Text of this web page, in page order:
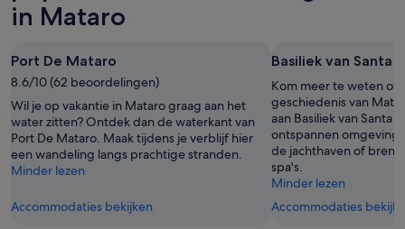
bekijken
-
aug,
bekijken
21
-
23
aug,
bekijken
in Mataro
Port De Mataro
8.6/10 (62 beoordelingen)
Wil je op vakantie in Mataro graag aan het
water zitten? Ontdek dan de waterkant van
Port De Mataro. Maak tijdens je verblijf hier
een wandeling langs prachtige stranden.
Minder lezen
Accommodaties bekijken
Basiliek van Santa
Kom meer te weten
geschiedenis van
aan Basiliek van Santa
ontspannen omgeving
de jachthaven of
spa's.
Minder lezen
Accommodaties